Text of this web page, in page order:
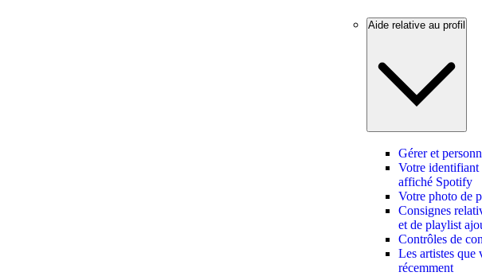
Aide relative au profil
Gérer et
Votre identifiant
affiché Spotify
Votre photo de
Consignes
et de playlist
Contrôles de
Les artistes que
récemment